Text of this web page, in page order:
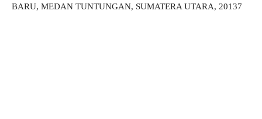
BARU, MEDAN TUNTUNGAN, SUMATERA UTARA, 20137